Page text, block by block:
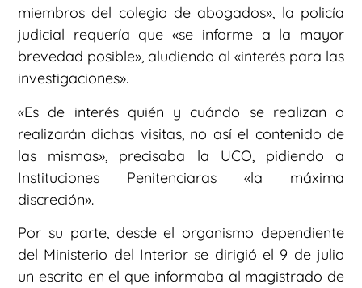
miembros del colegio de abogados», la policía
judicial requería que «se informe a la mayor
brevedad posible», aludiendo al «interés para las
investigaciones».
«Es de interés quién y cuándo se realizan o
realizarán dichas visitas, no así el contenido de
las mismas», precisaba la UCO, pidiendo a
Instituciones Penitenciaras «la máxima
discreción».
Por su parte, desde el organismo dependiente
del Ministerio del Interior se dirigió el 9 de julio
un escrito en el que informaba al magistrado de